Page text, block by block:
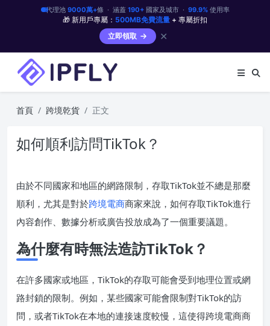
代理池 9000萬+條 · 涵蓋 190+國家及城市 · 99.9%使用率
🎁 新用戶專屬： 500MB免費流量 + 專屬折扣
立即領取
✕
首頁 跨境乾貨 正文
如何順利訪問TikTok？
由於不同國家和地區的網路限制，存取TikTok並不總是那麼
順利，尤其是對於跨境電商商家來說，如何存取TikTok進行
內容創作、數據分析或廣告投放成為了一個重要議題。
為什麼有時無法造訪TikTok？
在許多國家或地區，TikTok的存取可能會受到地理位置或網
路封鎖的限制。例如，某些國家可能會限制對TikTok的訪
問，或者TikTok在本地的連接速度較慢，這使得跨境電商商